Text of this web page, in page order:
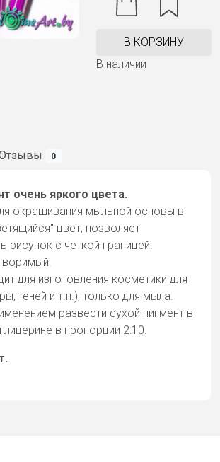
В КОРЗИНУ
В наличии
0
очень яркого цвета.
окрашивания мыльной основы в
цвет, позволяет
рисунок с четкой границей.
для изготовления косметики для
теней и т.п.), только для мыла.
развести сухой пигмент в
в пропорции 2:10.